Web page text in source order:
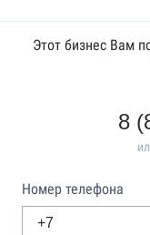
Этот бизнес Вам
8
Номер телефона